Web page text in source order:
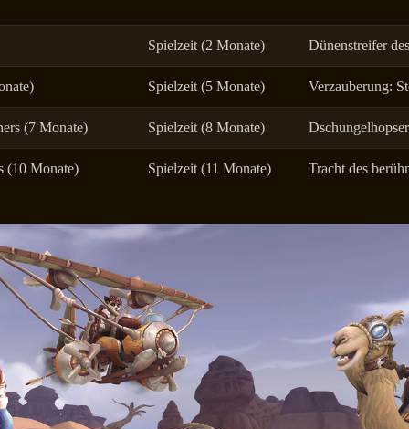
Spielzeit (2 Monate) Dünenstreifer
Spielzeit (5 Monate) Verzauberung:
(7 Monate) Spielzeit (8 Monate)
(10 Monate) Spielzeit (11 Monate) Tracht des